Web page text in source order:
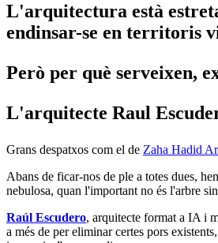
L'arquitectura està
endinsar-se en territoris
Però per què serveixen,
L'arquitecte Raul
Grans despatxos com el de Zaha Hadid
Abans de ficar-nos de ple a totes dues,
nebulosa, quan l'important no és l'arbre
Raúl Escudero, arquitecte format a IA i
a més de per eliminar certes pors